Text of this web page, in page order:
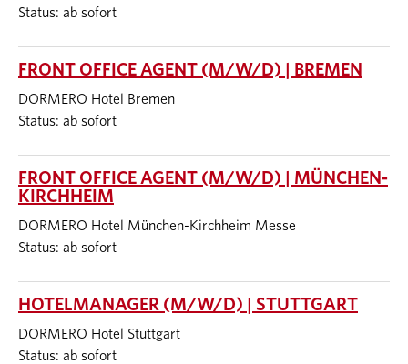
Status: ab sofort
FRONT OFFICE AGENT (M/W/D) | BREMEN
DORMERO Hotel Bremen
Status: ab sofort
FRONT OFFICE AGENT (M/W/D) | MÜNCHEN-
KIRCHHEIM
DORMERO Hotel München-Kirchheim Messe
Status: ab sofort
HOTELMANAGER (M/W/D) | STUTTGART
DORMERO Hotel Stuttgart
Status: ab sofort